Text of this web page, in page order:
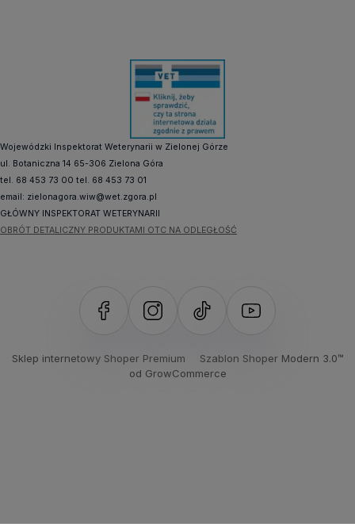
Wojewódzki Inspektorat Weterynarii w Zielonej Górze
ul. Botaniczna 14 65-306 Zielona Góra
tel. 68 453 73 00 tel. 68 453 73 01
email: zielonagora.wiw@wet.zgora.pl
GŁÓWNY INSPEKTORAT WETERYNARII
OBRÓT DETALICZNY PRODUKTAMI OTC NA ODLEGŁOŚĆ
Sklep internetowy Shoper Premium
Szablon Shoper Modern 3.0™
od GrowCommerce